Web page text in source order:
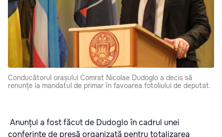
Conducătorul orașului Comrat Nicolae Dudoglo a decis să
renunțe la mandatul de primar în favoarea fotoliului de deputat.
Anunțul a fost făcut de Dudoglo în cadrul unei
conferințe de presă organizată pentru totalizarea